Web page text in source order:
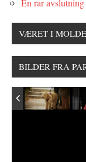
En rar avslutning
VÆRET I MOLDE
BILDER FRA